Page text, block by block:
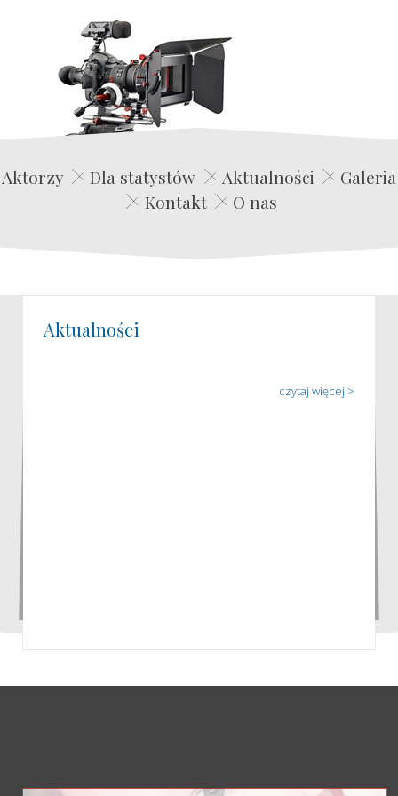
Edwin Film Agencja Aktorska
Aktorzy Dla statystów Aktualności
Galeria
Kontakt
O nas
Aktualności
czytaj więcej >